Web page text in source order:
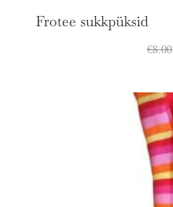
Frotee sukkpüksid
€8.00